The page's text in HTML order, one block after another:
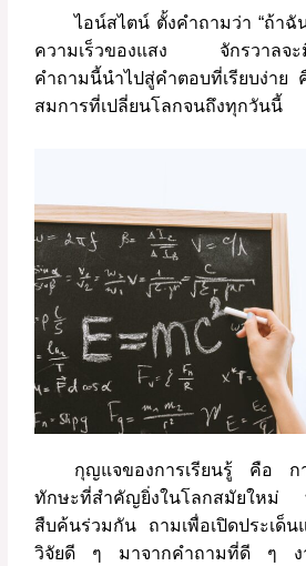
ไอน์สไตน์ ตั้งคำถามว่า “ถ้าฉั
ความเร็วของแสง
จักรวาลจ
คำถามนี้นำไปสู่คำตอบที่เรียบง่าย
สมการที่เปลี่ยนโลกจนถึงทุกวันนี้
กุญแจของการเรียนรู้ คือ ก
ทักษะที่สำคัญยิ่งในโลกสมัยใหม่
สืบค้นร่วมกัน
ถามเพื่อเปิดประเด็
วิจัยดี
ๆ มาจากคำถามที่ดี ๆ